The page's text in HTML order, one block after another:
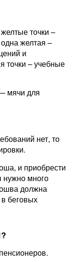
точки –
желтая –
и
точки – учебные
мячи для
нет, то
и приобрести
много
должна
беговых